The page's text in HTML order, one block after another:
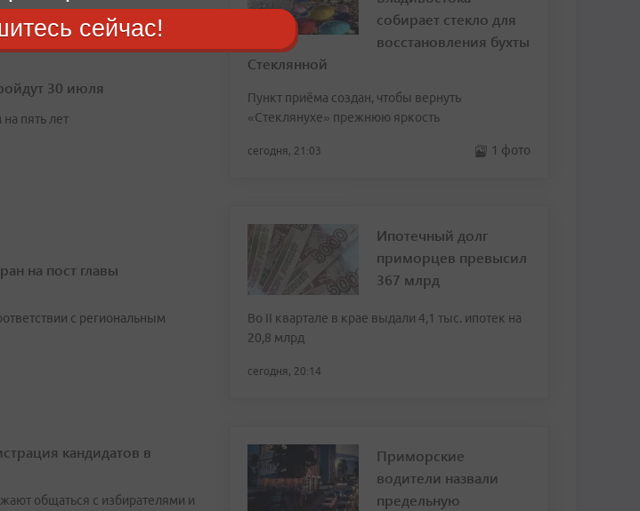
30 июля
пять лет
на пост главы
с региональным
кандидатов в
общаться с избирателями и
собирает стекло для
восстановления бухты
Стеклянной
Пункт приёма создан, чтобы вернуть
«Стеклянухе» прежнюю яркость
сегодня, 21:03 1 фото
Ипотечный долг
приморцев превысил
367 млрд
Во II квартале в крае выдали 4,1 тыс. ипотек на
20,8 млрд
сегодня, 20:14
Приморские
водители назвали
предельную
сейчас!